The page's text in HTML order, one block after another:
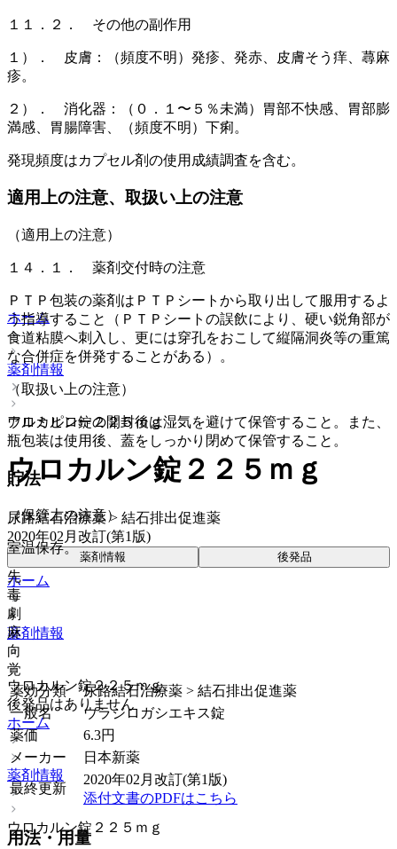
１１．２． その他の副作用
１）． 皮膚：（頻度不明）発疹、発赤、皮膚そう痒、蕁麻
疹。
２）． 消化器：（０．１〜５％未満）胃部不快感、胃部膨
満感、胃腸障害、（頻度不明）下痢。
発現頻度はカプセル剤の使用成績調査を含む。
適用上の注意、取扱い上の注意
（適用上の注意）
１４．１． 薬剤交付時の注意
ＰＴＰ包装の薬剤はＰＴＰシートから取り出して服用するよ
う指導すること（ＰＴＰシートの誤飲により、硬い鋭角部が
食道粘膜へ刺入し、更には穿孔をおこして縦隔洞炎等の重篤
な合併症を併発することがある）。
（取扱い上の注意）
アルミピローの開封後は湿気を避けて保管すること。また、
瓶包装は使用後、蓋をしっかり閉めて保管すること。
貯法
（保管上の注意）
室温保存。
ホーム
薬剤情報
ウロカルン錠２２５ｍｇ
後発品はありません
ホーム
薬剤情報
ウロカルン錠２２５ｍｇ
ホーム
薬剤情報
ウロカルン錠２２５ｍｇ
ウロカルン錠２２５ｍｇ
尿路結石治療薬 > 結石排出促進薬
2020年02月改訂(第1版)
薬剤情報 後発品
先
毒
劇
麻
向
覚
薬効分類
尿路結石治療薬 > 結石排出促進薬
一般名
ウラジロガシエキス錠
薬価
6.3円
メーカー
日本新薬
最終更新
2020年02月改訂(第1版)
添付文書のPDFはこちら
用法・用量